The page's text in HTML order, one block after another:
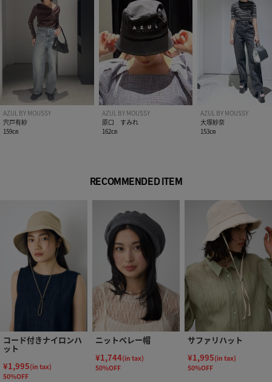
AZUL BY MOUSSY
宍戸有紗
159㎝
AZUL BY MOUSSY
原口 すみれ
162㎝
AZUL BY MOUSSY
大塚紗奈
153㎝
RECOMMENDED ITEM
コード付きナイロンハ
ット
¥1,995(in tax)
50%OFF
ニットベレー帽
¥1,744(in tax)
50%OFF
サファリハット
¥1,995(in tax)
50%OFF